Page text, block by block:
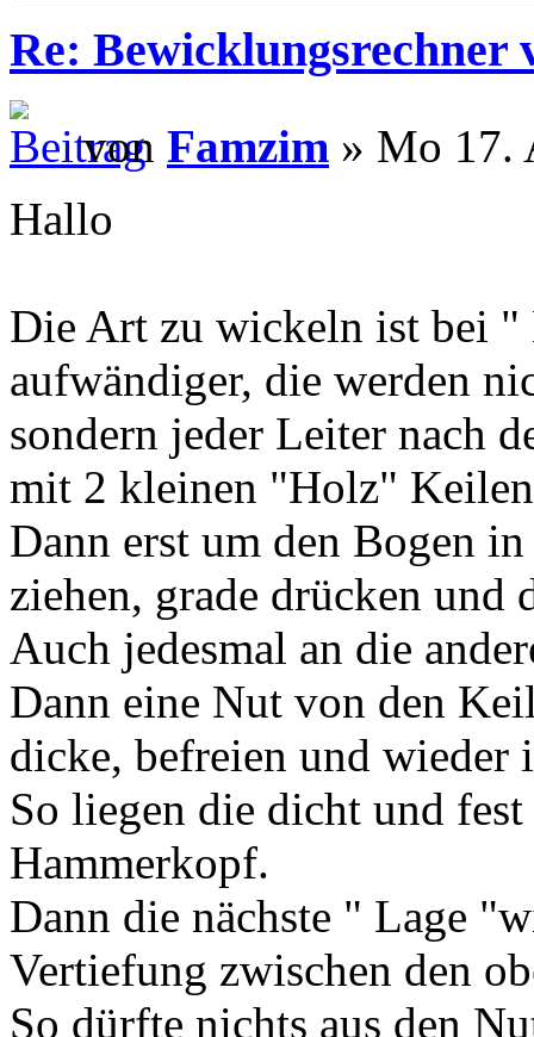
Re: Bewicklungsrechner
von Famzim » Mo 17.
Hallo
Die Art zu wickeln ist bei "
aufwändiger, die werden
sondern jeder Leiter nach
mit 2 kleinen "Holz" Keilen
Dann erst um den Bogen
ziehen, grade drücken und
Auch jedesmal an die
Dann eine Nut von den
dicke, befreien und wieder
So liegen die dicht und
Hammerkopf.
Dann die nächste " Lage
Vertiefung zwischen den
So dürfte nichts aus den